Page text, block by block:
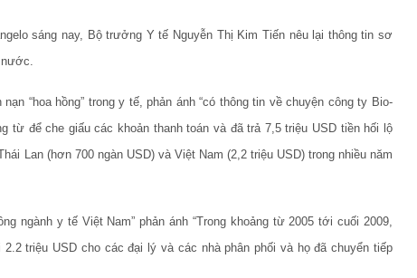
sáng nay, Bộ trưởng Y tế Nguyễn Thị Kim Tiến nêu lại thông tin sơ
nước.
“hoa hồng” trong y tế, phản ánh “có thông tin về chuyện công ty Bio-
từ để che giấu các khoản thanh toán và đã trả 7,5 triệu USD tiền hối lộ
Lan (hơn 700 ngàn USD) và Việt Nam (2,2 triệu USD) trong nhiều năm
ngành y tế Việt Nam” phản ánh “Trong khoảng từ 2005 tới cuối 2009,
triệu USD cho các đại l‎ý và các nhà phân phối và họ đã chuyển tiếp